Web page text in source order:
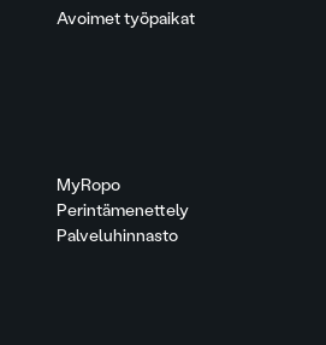
Avoimet työpaikat
MyRopo
Perintämenettely
Palveluhinnasto